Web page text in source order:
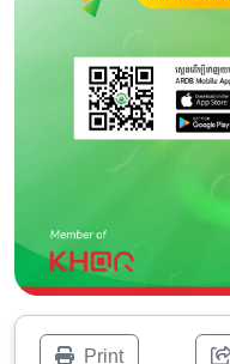
Print